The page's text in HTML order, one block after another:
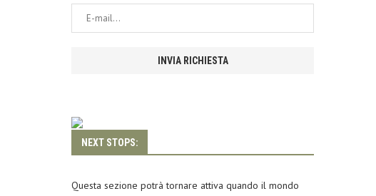
NEXT STOPS:
Questa sezione potrà tornare attiva quando il mondo